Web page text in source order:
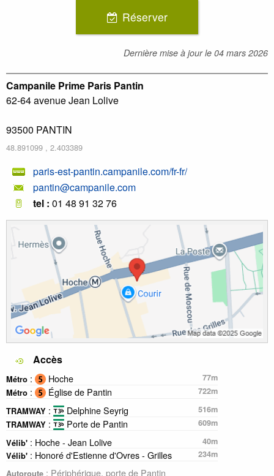
Réserver
Dernière mise à jour le 04 mars 2026
Campanile Prime Paris Pantin
62-64 avenue Jean Lolive
93500 PANTIN
48.891099 , 2.403389
paris-est-pantin.campanile.com/fr-fr/
pantin@campanile.com
tel : 01 48 91 32 76
Accès
Métro : Hoche
77m
Métro : Église de Pantin
722m
TRAMWAY : Delphine Seyrig
516m
TRAMWAY : Porte de Pantin
609m
Vélib' : Hoche - Jean Lolive
40m
Vélib' : Honoré d'Estienne d'Ovres - Grilles
234m
: Périphérique, porte de Pantin